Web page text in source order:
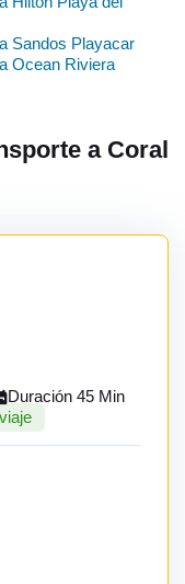
Sandos Playacar
Ocean Riviera
a Coral
Duración 45 Min